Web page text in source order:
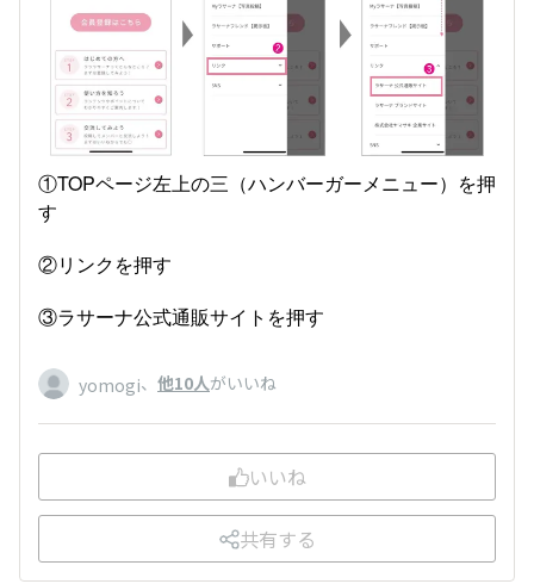
①TOPページ左上の三（ハンバーガーメニュー）を押
す
②リンクを押す
③ラサーナ公式通販サイトを押す
yomogi、 他10人がいいね
いいね
共有する